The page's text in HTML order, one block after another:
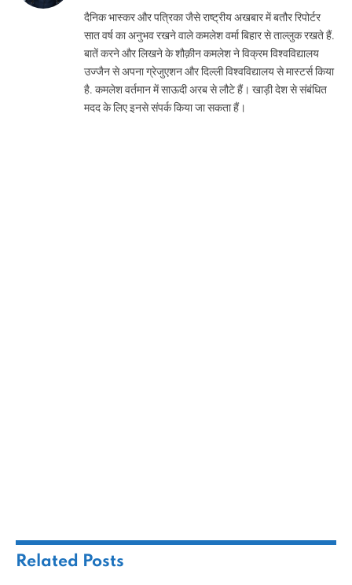
दैनिक भास्कर और पत्रिका जैसे राष्ट्रीय अखबार में बतौर रिपोर्टर
सात वर्ष का अनुभव रखने वाले कमलेश वर्मा बिहार से ताल्लुक रखते हैं.
बातें करने और लिखने के शौक़ीन कमलेश ने विक्रम विश्वविद्यालय
उज्जैन से अपना ग्रेजुएशन और दिल्ली विश्वविद्यालय से मास्टर्स किया
है. कमलेश वर्तमान में साऊदी अरब से लौटे हैं। खाड़ी देश से संबंधित
मदद के लिए इनसे संपर्क किया जा सकता हैं।
Related Posts